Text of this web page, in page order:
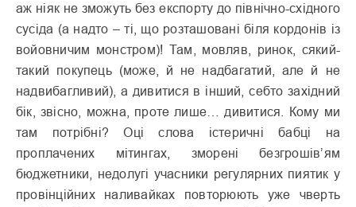
аж ніяк не зможуть без експорту до північно-східного
сусіда (а надто – ті, що розташовані біля кордонів із
войовничим монстром)! Там, мовляв, ринок, сякий-
такий покупець (може, й не надбагатий, але й не
надвибагливий), а дивитися в інший, себто західний
бік, звісно, можна, проте лише… дивитися. Кому ми
там потрібні? Оці слова істеричні бабці на
проплачених мітингах, зморені безгрошів’ям
бюджетники, недолугі учасники регулярних пиятик у
провінційних наливайках повторюють уже чверть